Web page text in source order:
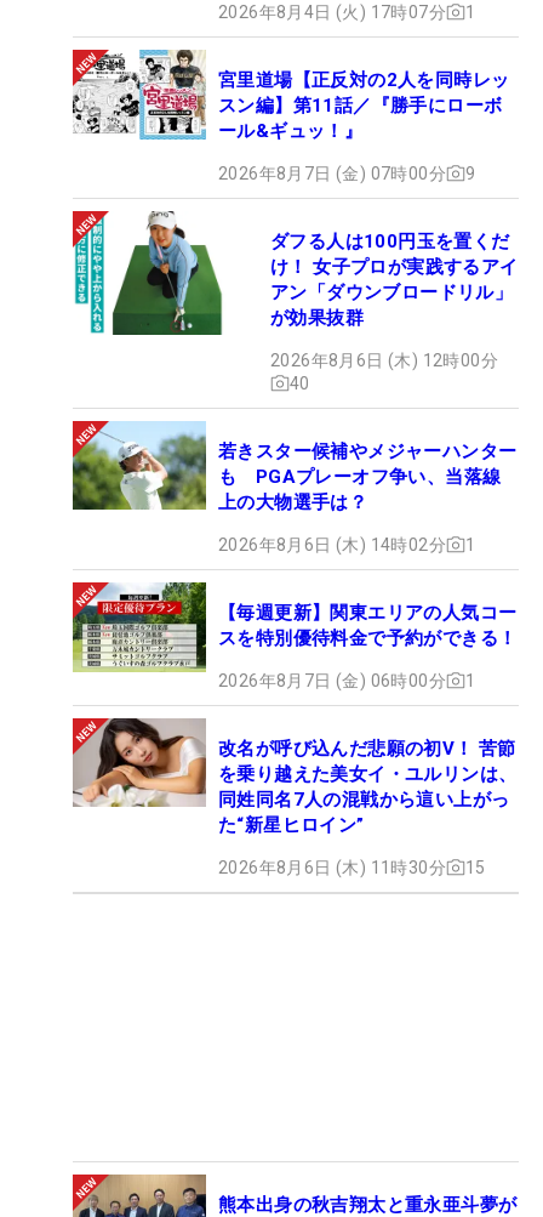
2026年8月4日 (火) 17時07分 1
宮里道場【正反対の2人を同時レッ
スン編】第11話／『勝手にローボ
ール&ギュッ！』
2026年8月7日 (金) 07時00分 9
ダフる人は100円玉を置くだ
け！ 女子プロが実践するアイ
アン「ダウンブロードリル」
が効果抜群
2026年8月6日 (木) 12時00分
40
若きスター候補やメジャーハンター
も PGAプレーオフ争い、当落線
上の大物選手は？
2026年8月6日 (木) 14時02分 1
【毎週更新】関東エリアの人気コー
スを特別優待料金で予約ができる！
2026年8月7日 (金) 06時00分 1
改名が呼び込んだ悲願の初V！ 苦節
を乗り越えた美女イ・ユルリンは、
同姓同名7人の混戦から這い上がっ
た“新星ヒロイン”
2026年8月6日 (木) 11時30分 15
熊本出身の秋吉翔太と重永亜斗夢が